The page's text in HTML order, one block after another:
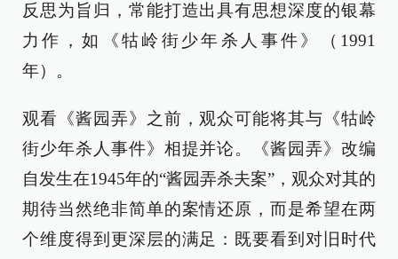
反思为旨归，常能打造出具有思想深度的银幕
力作，如《牯岭街少年杀人事件》（1991
年）。
观看《酱园弄》之前，观众可能将其与《牯岭
街少年杀人事件》相提并论。《酱园弄》改编
自发生在1945年的“酱园弄杀夫案”，观众对其的
期待当然绝非简单的案情还原，而是希望在两
个维度得到更深层的满足：既要看到对旧时代